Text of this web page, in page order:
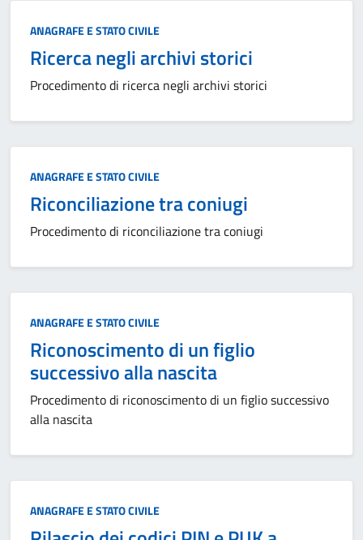
Categoria:
ANAGRAFE E STATO CIVILE
Ricerca negli archivi storici
Procedimento di ricerca negli archivi storici
Categoria:
ANAGRAFE E STATO CIVILE
Riconciliazione tra coniugi
Procedimento di riconciliazione tra coniugi
Categoria:
ANAGRAFE E STATO CIVILE
Riconoscimento di un figlio
successivo alla nascita
Procedimento di riconoscimento di un figlio successivo
alla nascita
Categoria:
ANAGRAFE E STATO CIVILE